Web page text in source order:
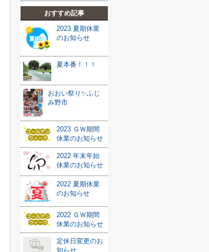
おすすめ記事
2023 夏期休業
のお知らせ
夏本番！！！
おおい祭り✨ふじ
み野市
2023 ＧＷ期間
休業のお知らせ
2022 年末年始
休業のお知らせ
2022 夏期休業
のお知らせ
2022 ＧＷ期間
休業のお知らせ
定休日変更のお
知らせ